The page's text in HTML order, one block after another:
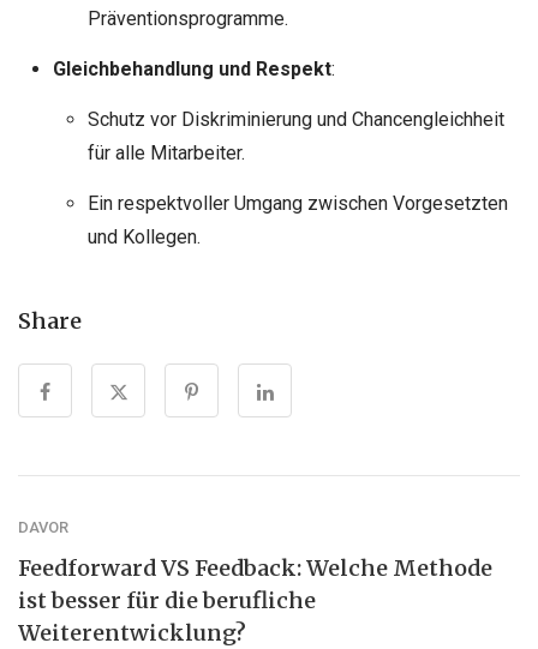
Präventionsprogramme.
Gleichbehandlung und Respekt:
Schutz vor Diskriminierung und Chancengleichheit
für alle Mitarbeiter.
Ein respektvoller Umgang zwischen Vorgesetzten
und Kollegen.
Share
DAVOR
Feedforward VS Feedback: Welche Methode
ist besser für die berufliche
Weiterentwicklung?